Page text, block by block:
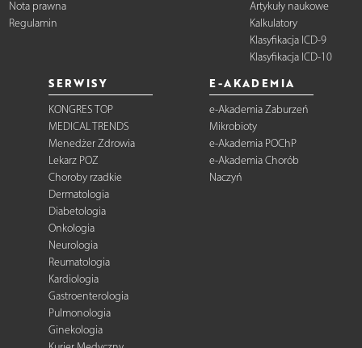
Nota prawna
Regulamin
Artykuły naukowe
Kalkulatory
Klasyfikacja ICD-9
Klasyfikacja ICD-10
SERWISY
KONGRES TOP
MEDICAL TRENDS
Menedżer Zdrowia
Lekarz POZ
Choroby rzadkie
Dermatologia
Diabetologia
Onkologia
Neurologia
Reumatologia
Kardiologia
Gastroenterologia
Pulmonologia
Ginekologia
E-AKADEMIA
e-Akademia Zaburzeń
Mikrobioty
e-Akademia POChP
e-Akademia Chorób
Naczyń